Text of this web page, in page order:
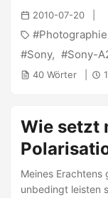
100 Geschossen
Tamron 18-250/
PS: @ Jana :
2010-07-20
Photographie
Sony
Sony-
40 Wörter
Wie setzt
Meines Erachtens
unbedingt leisten